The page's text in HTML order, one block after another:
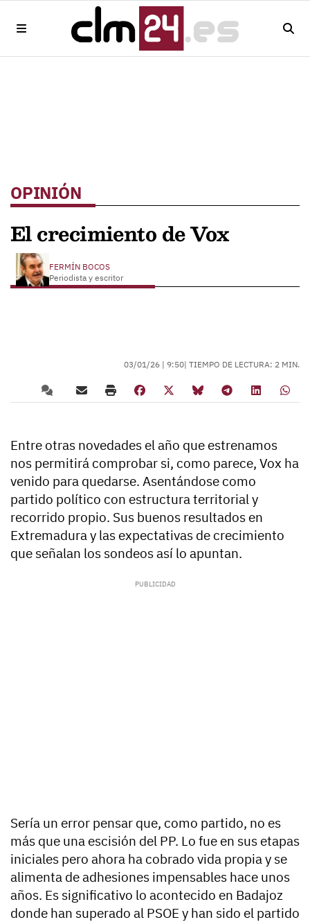
OPINIÓN
El crecimiento de Vox
FERMÍN BOCOS
Periodista y escritor
03/01/26 | 9:50| TIEMPO DE LECTURA: 2 MIN.
Entre otras novedades el año que estrenamos
nos permitirá comprobar si, como parece, Vox ha
venido para quedarse. Asentándose como
partido político con estructura territorial y
recorrido propio. Sus buenos resultados en
Extremadura y las expectativas de crecimiento
que señalan los sondeos así lo apuntan.
Sería un error pensar que, como partido, no es
más que una escisión del PP. Lo fue en sus etapas
iniciales pero ahora ha cobrado vida propia y se
alimenta de adhesiones impensables hace unos
años. Es significativo lo acontecido en Badajoz
donde han superado al PSOE y han sido el partido